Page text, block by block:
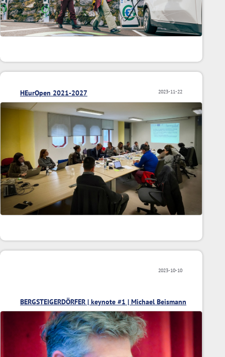
2023-11-22
HEurOpen 2021-2027
2023-10-10
BERGSTEIGERDÖRFER | keynote #1 | Michael Beismann